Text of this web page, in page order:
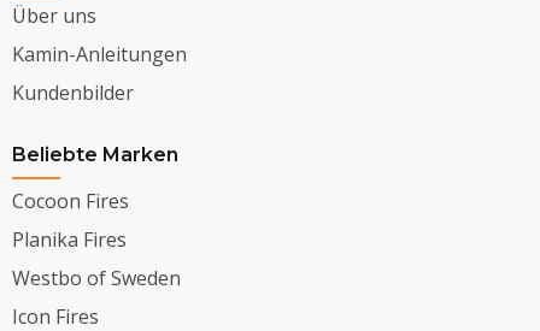
Über uns
Kamin-Anleitungen
Kundenbilder
Beliebte Marken
Cocoon Fires
Planika Fires
Westbo of Sweden
Icon Fires